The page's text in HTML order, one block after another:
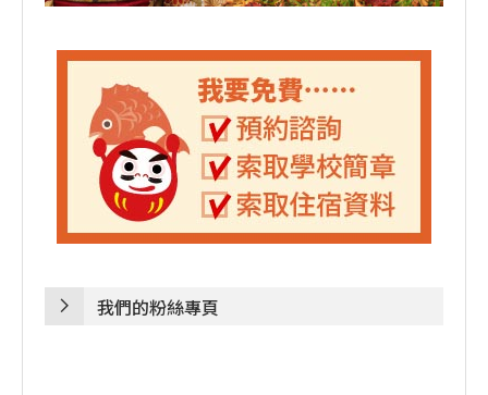
我們的粉絲專頁